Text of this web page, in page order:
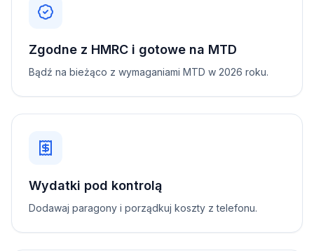
Zgodne z HMRC i gotowe na MTD
Bądź na bieżąco z wymaganiami MTD w 2026 roku.
Wydatki pod kontrolą
Dodawaj paragony i porządkuj koszty z telefonu.